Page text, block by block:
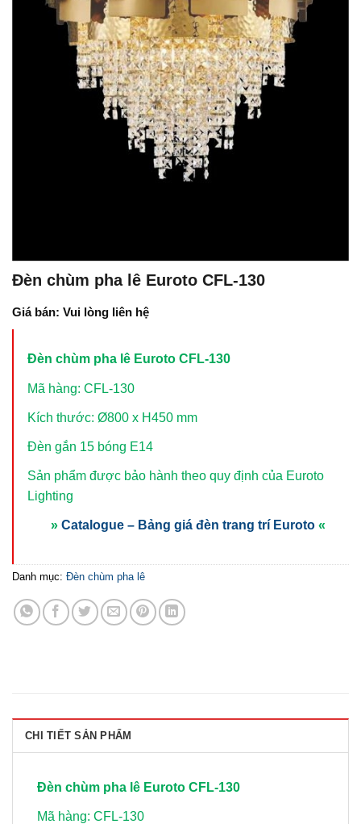
Đèn chùm pha lê Euroto CFL-130
Giá bán: Vui lòng liên hệ
Đèn chùm pha lê Euroto CFL-130
Mã hàng: CFL-130
Kích thước: Ø800 x H450 mm
Đèn gắn 15 bóng E14
Sản phẩm được bảo hành theo quy định của Euroto
Lighting
» Catalogue – Bảng giá đèn trang trí Euroto «
Danh mục: Đèn chùm pha lê
CHI TIẾT SẢN PHẨM
Đèn chùm pha lê Euroto CFL-130
Mã hàng: CFL-130